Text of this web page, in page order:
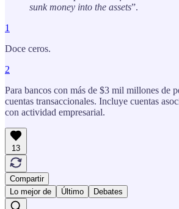
sunk money into the assets”.
1
Doce ceros.
2
Para bancos con más de $3 mil millones de
cuentas transaccionales. Incluye cuentas
con actividad empresarial.
13
Compartir
Lo mejor de
Último Debates